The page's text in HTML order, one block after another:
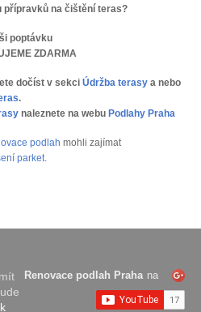
přípravků na čištění teras?
poptávku
ZDARMA
dočíst v sekci Údržba terasy a nebo
.
naleznete na webu Podlahy Praha
podlah mohli zajímat
parket.
Renovace podlah Praha na